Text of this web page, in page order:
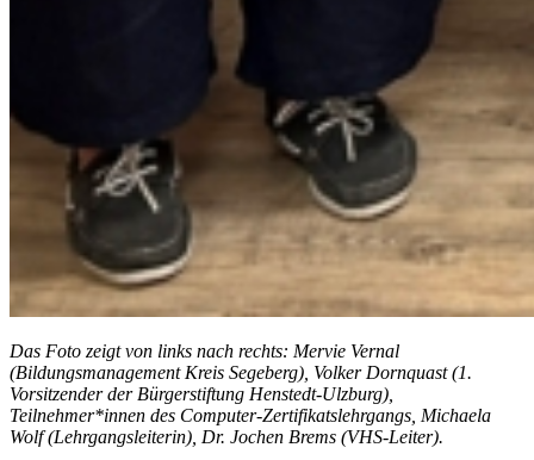
Das Foto zeigt von links nach rechts: Mervie Vernal
(Bildungsmanagement Kreis Segeberg), Volker Dornquast (1.
Vorsitzender der Bürgerstiftung Henstedt-Ulzburg),
Teilnehmer*innen des Computer-Zertifikatslehrgangs, Michaela
Wolf (Lehrgangsleiterin), Dr. Jochen Brems (VHS-Leiter).